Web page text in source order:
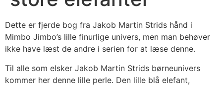
Dette er fjerde bog fra Jakob Martin Strids hånd i
Mimbo Jimbo’s lille finurlige univers, men man behøver
ikke have læst de andre i serien for at læse denne.
Til alle som elsker Jakob Martin Strids børneunivers
kommer her denne lille perle. Den lille blå elefant,